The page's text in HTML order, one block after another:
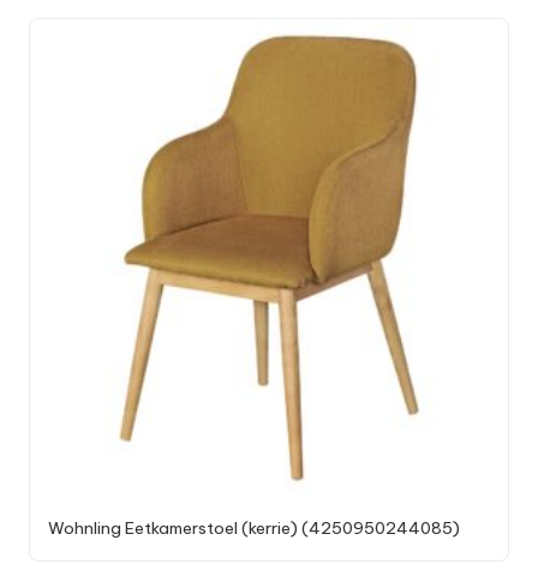
Wohnling Eetkamerstoel (kerrie) (4250950244085)